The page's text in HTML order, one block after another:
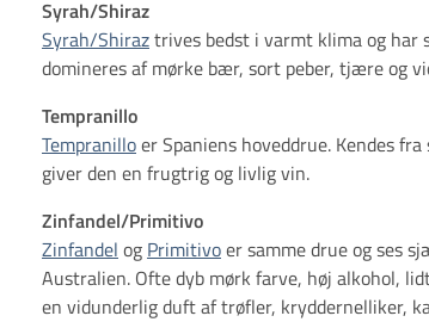
Syrah/Shiraz
Syrah/Shiraztrives bedst i varmt klima og
domineres af mørke bær, sort peber, tjære og
Tempranillo
Tempranilloer Spaniens hoveddrue. Kendes
giver den en frugtrig og livlig vin.
Zinfandel/Primitivo
Zinfandel og Primitivoer samme drue og ses
Australien. Ofte dyb mørk farve, høj alkohol,
en vidunderlig duft af trøfler, kryddernelliker,